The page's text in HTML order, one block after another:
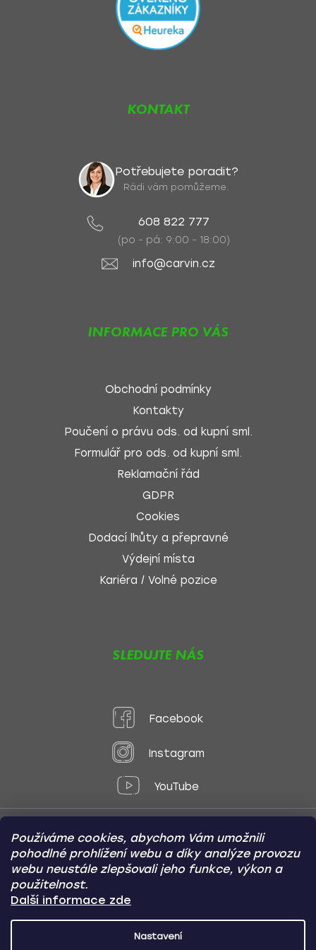
Používáme cookies, abychom Vám umožnili
pohodlné prohlížení webu a díky analýze provozu
webu neustále zlepšovali jeho funkce, výkon a
použitelnost.
Další informace zde
Nastavení
KONTAKT
Potřebujete poradit?
Rádi vám pomůžeme.
608 822 777
(po - pá: 9:00 - 18:00)
info@carvin.cz
INFORMACE PRO VÁS
Obchodní podmínky
Kontakty
Poučení o právu ods. od kupní sml.
Formulář pro ods. od kupní sml.
Reklamační řád
GDPR
Cookies
Dodací lhůty a přepravné
Výdejní místa
Kariéra / Volné pozice
SLEDUJTE NÁS
Facebook
Instagram
YouTube
Způsoby platby:
Online
Převod
Dobírka